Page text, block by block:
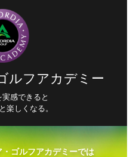
ルフアカデミー
感できると
楽しくなる。
・ゴルフアカデミーでは